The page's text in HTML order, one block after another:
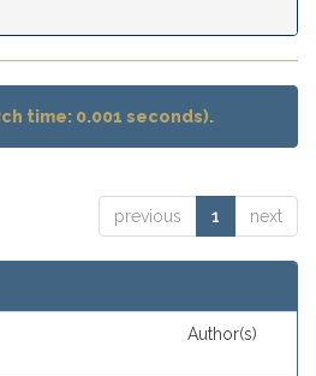
time: 0.001 seconds).
previous 1 next
Author(s)